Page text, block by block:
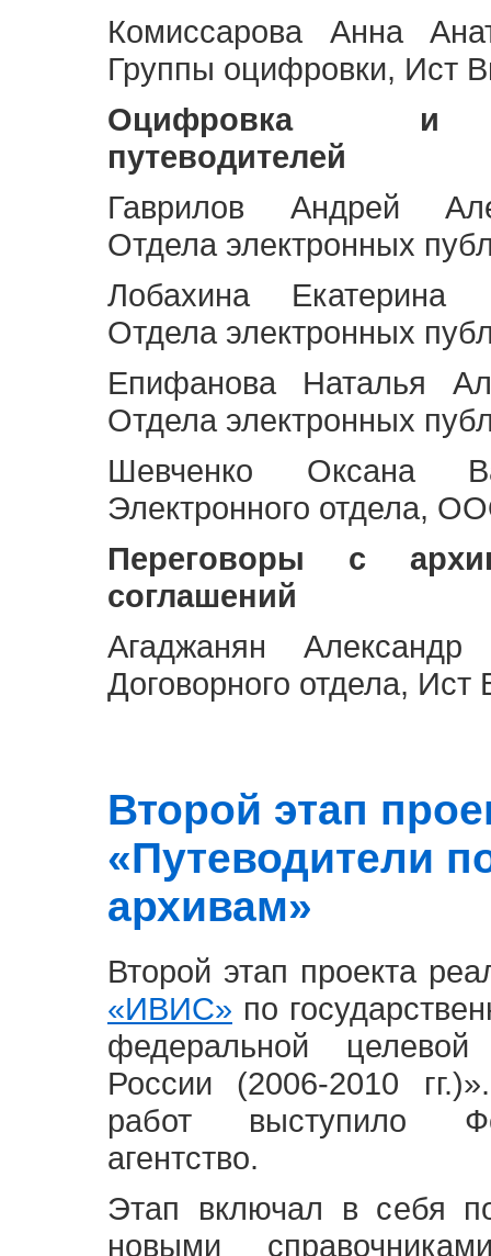
Комиссарова Анна
Группы оцифровки, Ист
Оцифровка и
путеводителей
Гаврилов Андрей
Отдела электронных
Лобахина Екатерина
Отдела электронных
Епифанова Наталья
Отдела электронных
Шевченко Оксана
Электронного отдела,
Переговоры с
соглашений
Агаджанян Александр
Договорного отдела,
Второй этап
«Путеводители
архивам»
Второй этап проекта
«ИВИС» по
федеральной
России (2006-2010
работ выступило
агентство.
Этап включал в себя
новыми